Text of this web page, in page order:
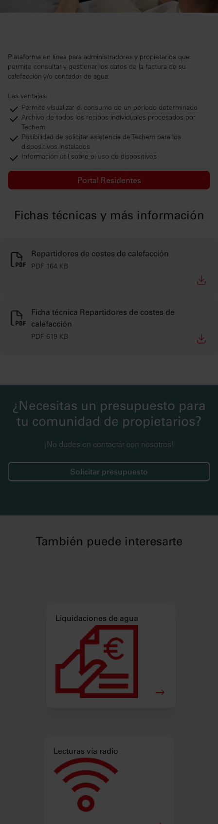
Plataforma en línea para administradores y propietarios que
permite consultar y gestionar los datos de la factura de su
calefacción y/o contador de agua.
Las ventajas:
Permite visualizar el consumo de un período determinado
Archivo de todos los recibos individuales procesados ​​por
Techem
Posibilidad de solicitar asistencia de Techem para los
dispositivos instalados
Información útil sobre el uso de dispositivos
Portal Residentes
Fichas técnicas y más información
Repartidores de costes de calefacción
PDF 164 KB
Ficha técnica Repartidores de costes de
calefacción
PDF 619 KB
¿Necesitas un presupuesto para
tu comunidad de propietarios?
¡No dudes en contactar con nosotros!
Solicitar presupuesto
También puede interesarte
Liquidaciones de agua
Lecturas vía radio